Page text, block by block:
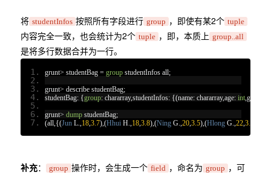
将 studentInfos 按照所有字段进行 group ，即使有某2个 tuple
内容完全一致，也会统计为2个 tuple ，即，本质上 group..all
是将多行数据合并为一行。
grunt> studentBag = group studentInfos all;
grunt> describe studentBag;
studentBag: {group: chararray,studentInfos: {(name: chararray,age: int, gpa
grunt> dump studentBag;
(all,{(Jun L., 18, 3.7),(Hhui H., 18, 3.8),(Ning G., 20, 3.5),(Hlong G., 22, 3.6
补充： group 操作时，会生成一个 field ，命名为 group ，可